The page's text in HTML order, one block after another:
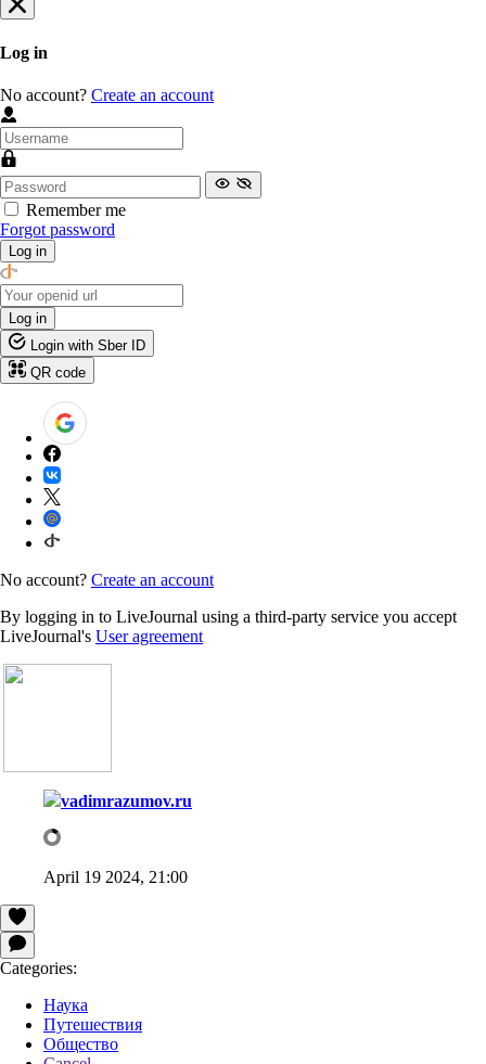
Log in
No account? Create an account
Remember me
Forgot password
Log in
Log in
Login with Sber ID
QR code
No account? Create an account
By logging in to LiveJournal using a third-party service you accept
LiveJournal's User agreement
vadimrazumov.ru
April 19 2024, 21:00
Categories:
Наука
Путешествия
Общество